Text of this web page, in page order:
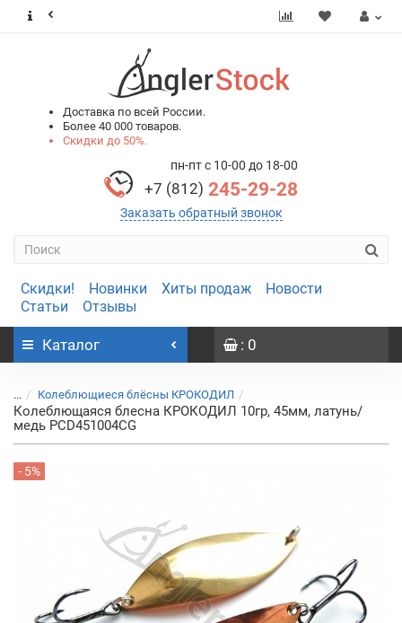
Доставка по всей России.
Более 40 000 товаров.
Скидки до 50%.
пн-пт с 10-00 до 18-00
+7 (812) 245-29-28
Заказать обратный звонок
Скидки! Новинки Хиты продаж
Новости
Статьи
Отзывы
Каталог : 0
... Колеблющиеся блёсны КРОКОДИЛ
Колеблющаяся блесна КРОКОДИЛ 10гр, 45мм, латунь/
медь PCD451004CG
- 5%